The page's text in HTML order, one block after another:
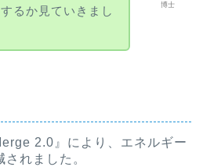
博士
るか見ていきまし
2.0』により、エネルギー
れました。